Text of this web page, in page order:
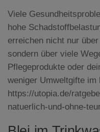
Viele
hohe
erreichen nicht nur
sondern über viele
Pflegeprodukte oder
weniger Umweltgifte
https://utopia.de/
natuerlich-und-ohne-